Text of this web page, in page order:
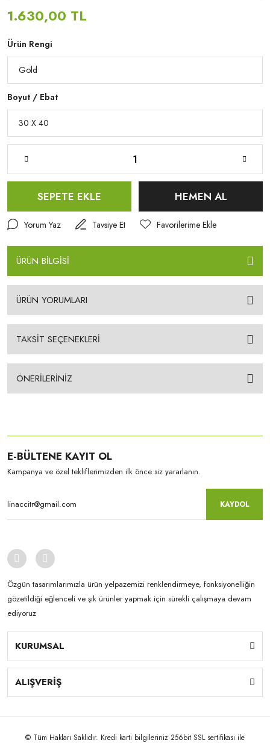
1.630,00 TL
Ürün Rengi
Boyut / Ebat
SEPETE EKLE HEMEN AL
Yorum Yaz Tavsiye Et
ÜRÜN BİLGİSİ
ÜRÜN YORUMLARI
TAKSİT SEÇENEKLERİ
ÖNERİLERİNİZ
E-BÜLTENE KAYIT OL
Kampanya ve özel tekliflerimizden ilk önce siz yararlanın.
KAYDOL
Özgün tasarımlarımızla ürün yelpazemizi renklendirmeye, fonksiyonelliğin
gözetildiği eğlenceli ve şık ürünler yapmak için sürekli çalışmaya devam
ediyoruz
KURUMSAL
ALIŞVERİŞ
© Tüm Hakları Saklıdır. Kredi kartı bilgileriniz 256bit SSL sertifikası ile